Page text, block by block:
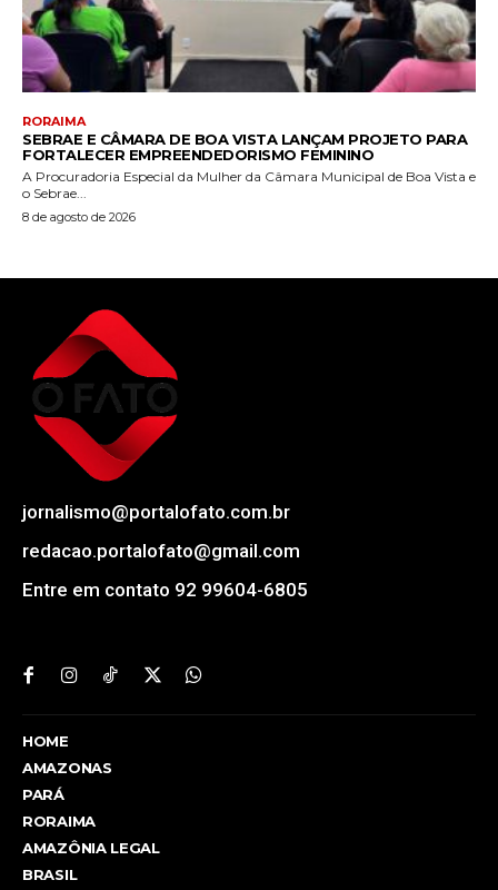
RORAIMA
SEBRAE E CÂMARA DE BOA VISTA LANÇAM PROJETO PARA
FORTALECER EMPREENDEDORISMO FEMININO
A Procuradoria Especial da Mulher da Câmara Municipal de Boa Vista e
o Sebrae...
8 de agosto de 2026
jornalismo@portalofato.com.br
redacao.portalofato@gmail.com
Entre em contato 92 99604-6805
HOME
AMAZONAS
PARÁ
RORAIMA
AMAZÔNIA LEGAL
BRASIL